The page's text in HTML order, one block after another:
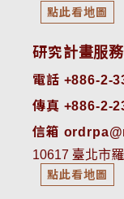
點此看地圖
研究計畫服
電話 +886-2-
傳真 +886-2-
信箱
10617 臺北市
點此看地圖